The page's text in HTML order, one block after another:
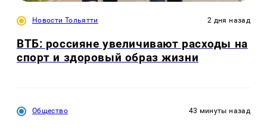
Новости Тольятти 2 дня назад
ВТБ: россияне увеличивают расходы на
спорт и здоровый образ жизни
Общество 43 минуты назад